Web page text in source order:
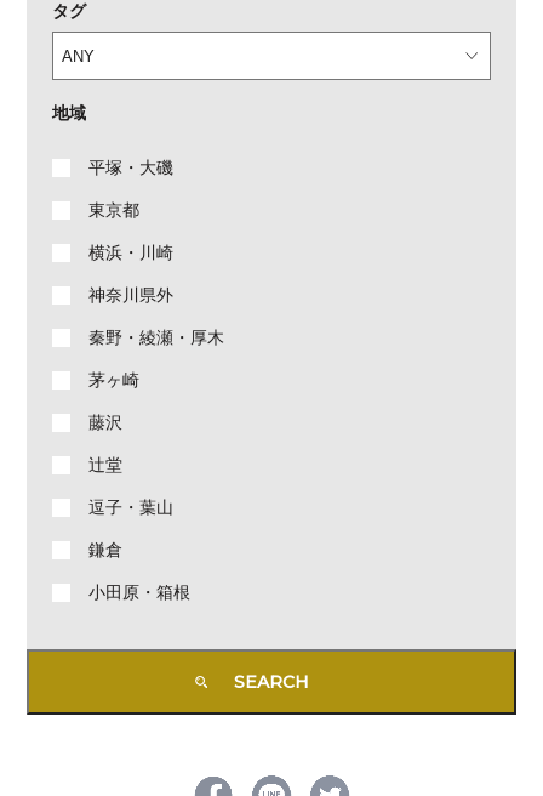
タグ
地域
平塚・大磯
東京都
横浜・川崎
神奈川県外
秦野・綾瀬・厚木
茅ヶ崎
藤沢
辻堂
逗子・葉山
鎌倉
小田原・箱根